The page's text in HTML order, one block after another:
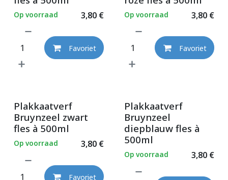
3,80€
Op voorraad
Favoriet
3,80€
Op voorraad
Favoriet
Plakkaatverf
Bruynzeel zwart
fles à 500ml
3,80€
Op voorraad
Favoriet
Plakkaatverf
Bruynzeel
diepblauw fles à
500ml
3,80€
Op voorraad